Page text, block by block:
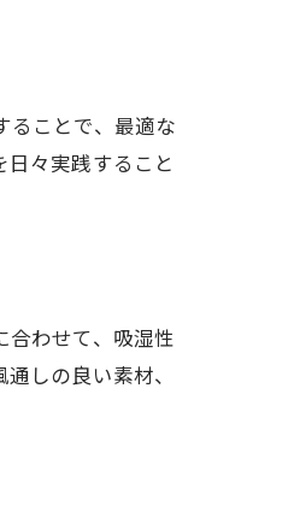
ることで、最適な
々実践すること
わせて、吸湿性
しの良い素材、